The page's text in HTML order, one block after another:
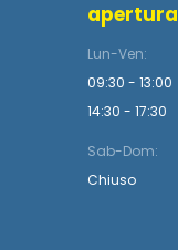
apertura
Lun-Ven:
09:30 - 13:00
14:30 - 17:30
Sab-Dom:
Chiuso